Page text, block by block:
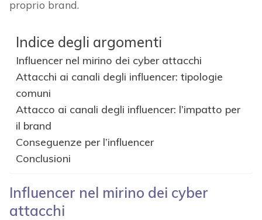
proprio brand.
Indice degli argomenti
Influencer nel mirino dei cyber attacchi
Attacchi ai canali degli influencer: tipologie
comuni
Attacco ai canali degli influencer: l’impatto per
il brand
Conseguenze per l’influencer
Conclusioni
Influencer nel mirino dei cyber
attacchi